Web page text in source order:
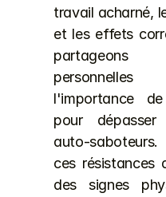
travail acharné,
et les effets
partageons
l'importance
pour dépasser
auto-
ces résistances
des signes